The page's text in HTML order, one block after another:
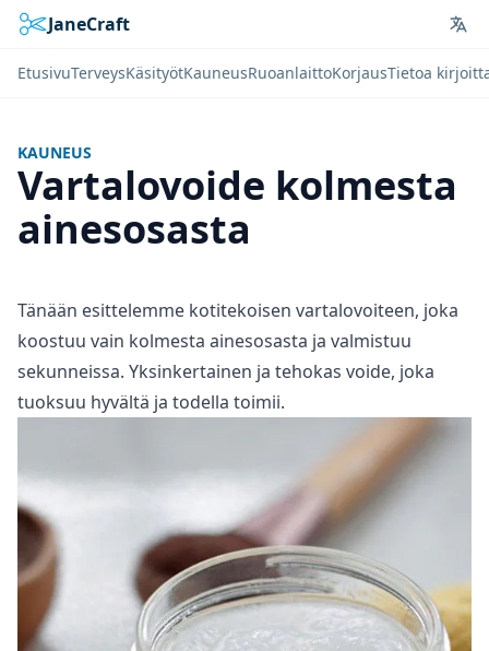
JaneCraft
EtusivuTerveysKäsityötKauneusRuoanlaittoKorjausTietoa
KAUNEUS
Vartalovoide kolmesta
ainesosasta
Tänään esittelemme kotitekoisen vartalovoiteen, joka
koostuu vain kolmesta ainesosasta ja valmistuu
sekunneissa. Yksinkertainen ja tehokas voide, joka
tuoksuu hyvältä ja todella toimii.